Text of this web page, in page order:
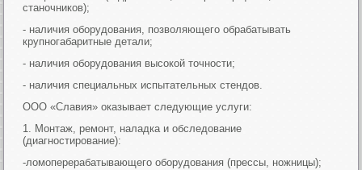
станочников);
- наличия оборудования, позволяющего обрабатывать
крупногабаритные детали;
- наличия оборудования высокой точности;
- наличия специальных испытательных стендов.
ООО «Славия» оказывает следующие услуги:
1. Монтаж, ремонт, наладка и обследование
(диагностирование):
-ломоперерабатывающего оборудования (прессы, ножницы);